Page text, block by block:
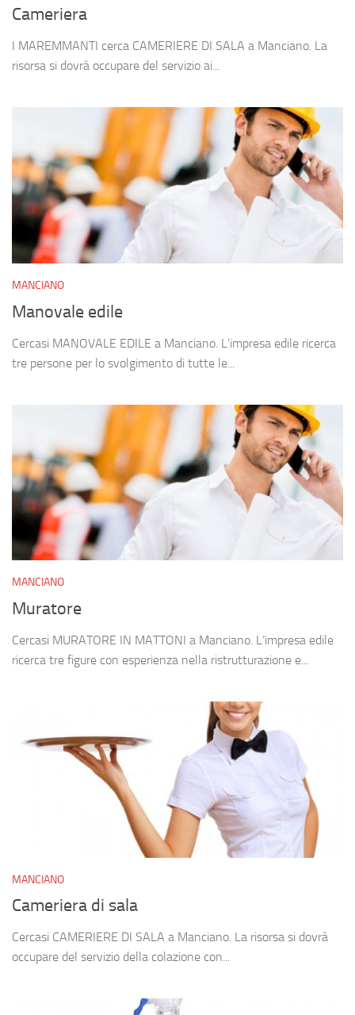
Cameriera
I MAREMMANTI cerca CAMERIERE DI SALA a Manciano. La
risorsa si dovrà occupare del servizio ai...
MANCIANO
Manovale edile
Cercasi MANOVALE EDILE a Manciano. L’impresa edile ricerca
tre persone per lo svolgimento di tutte le...
MANCIANO
Muratore
Cercasi MURATORE IN MATTONI a Manciano. L’impresa edile
ricerca tre figure con esperienza nella ristrutturazione e...
MANCIANO
Cameriera di sala
Cercasi CAMERIERE DI SALA a Manciano. La risorsa si dovrà
occupare del servizio della colazione con...